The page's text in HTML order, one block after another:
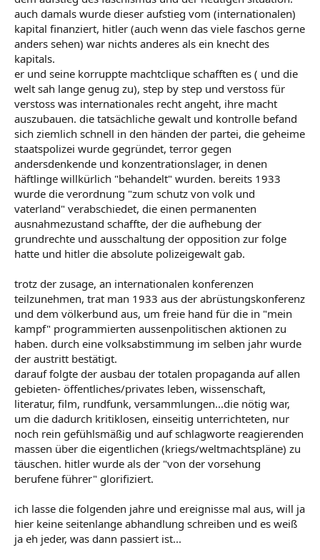
auch damals wurde dieser aufstieg vom (internationalen)
kapital finanziert, hitler (auch wenn das viele faschos gerne
anders sehen) war nichts anderes als ein knecht des
kapitals.
er und seine korruppte machtclique schafften es ( und die
welt sah lange genug zu), step by step und verstoss für
verstoss was internationales recht angeht, ihre macht
auszubauen. die tatsächliche gewalt und kontrolle befand
sich ziemlich schnell in den händen der partei, die geheime
staatspolizei wurde gegründet, terror gegen
andersdenkende und konzentrationslager, in denen
häftlinge willkürlich "behandelt" wurden. bereits 1933
wurde die verordnung "zum schutz von volk und
vaterland" verabschiedet, die einen permanenten
ausnahmezustand schaffte, der die aufhebung der
grundrechte und ausschaltung der opposition zur folge
hatte und hitler die absolute polizeigewalt gab.
trotz der zusage, an internationalen konferenzen
teilzunehmen, trat man 1933 aus der abrüstungskonferenz
und dem völkerbund aus, um freie hand für die in "mein
kampf" programmierten aussenpolitischen aktionen zu
haben. durch eine volksabstimmung im selben jahr wurde
der austritt bestätigt.
darauf folgte der ausbau der totalen propaganda auf allen
gebieten- öffentliches/privates leben, wissenschaft,
literatur, film, rundfunk, versammlungen...die nötig war,
um die dadurch kritiklosen, einseitig unterrichteten, nur
noch rein gefühlsmäßig und auf schlagworte reagierenden
massen über die eigentlichen (kriegs/weltmachtspläne) zu
täuschen. hitler wurde als der "von der vorsehung
berufene führer" glorifiziert.
ich lasse die folgenden jahre und ereignisse mal aus, will ja
hier keine seitenlange abhandlung schreiben und es weiß
ja eh jeder, was dann passiert ist...